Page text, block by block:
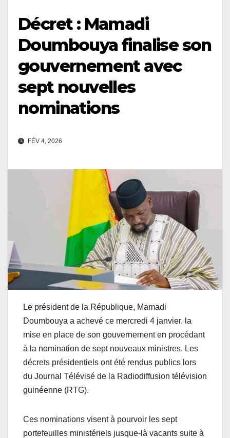
Décret : Mamadi
Doumbouya finalise son
gouvernement avec
sept nouvelles
nominations
FÉV 4, 2026
Le président de la République, Mamadi
Doumbouya a achevé ce mercredi 4 janvier, la
mise en place de son gouvernement en procédant
à la nomination de sept nouveaux ministres. Les
décrets présidentiels ont été rendus publics lors
du Journal Télévisé de la Radiodiffusion télévision
guinéenne (RTG).
Ces nominations visent à pourvoir les sept
portefeuilles ministériels jusque-là vacants suite à